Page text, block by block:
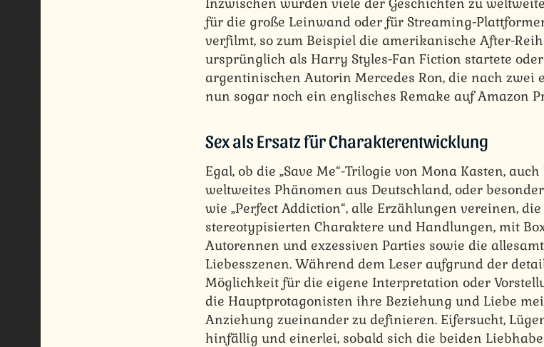
für die große Leinwand oder für Streaming-
verfilmt, so zum Beispiel die amerikanische After-
ursprünglich als Harry Styles-Fan Fiction startete oder
argentinischen Autorin Mercedes Ron, die nach zwei
nun sogar noch ein englisches Remake auf Amazon
Sex als Ersatz für Charakterentwicklung
Egal, ob die „Save Me“-Trilogie von Mona Kasten,
weltweites Phänomen aus Deutschland, oder
wie „Perfect Addiction“, alle Erzählungen vereinen,
stereotypisierten Charaktere und Handlungen, mit
Autorennen und exzessiven Parties sowie die
Liebesszenen. Während dem Leser aufgrund der
Möglichkeit für die eigene Interpretation oder
die Hauptprotagonisten ihre Beziehung und Liebe
Anziehung zueinander zu definieren. Eifersucht,
hinfällig und einerlei, sobald sich die beiden